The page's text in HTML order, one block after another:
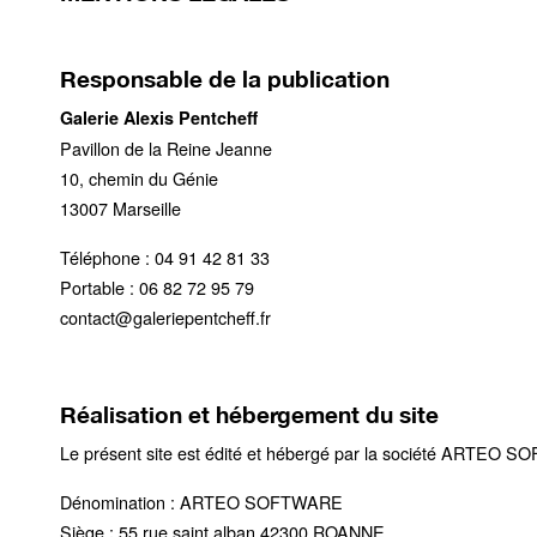
Responsable de la publication
Galerie Alexis Pentcheff
Pavillon de la Reine Jeanne
10, chemin du Génie
13007 Marseille
​Téléphone : 04 91 42 81 33
Portable : 06 82 72 95 79
contact@galeriepentcheff.fr
Réalisation et hébergement du site
Le présent site est édité et hébergé par la sociétéARTEO
Dénomination : ARTEO SOFTWARE
Siège : 55 rue saint alban 42300 ROANNE